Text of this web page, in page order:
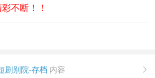
不断！！
剧别院-存档 内容 